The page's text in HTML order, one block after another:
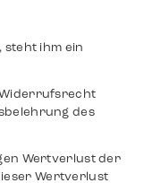
steht ihm ein
Widerrufsrecht
des
Wertverlust der
Wertverlust